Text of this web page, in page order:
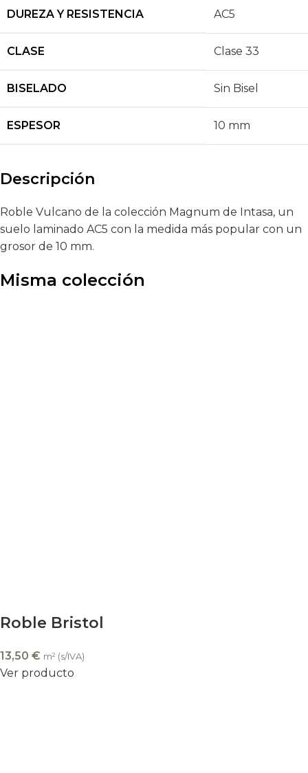
DUREZA Y RESISTENCIA AC5
CLASE Clase 33
BISELADO Sin Bisel
ESPESOR 10 mm
Descripción
Roble Vulcano de la colección Magnum de Intasa, un
suelo laminado AC5 con la medida más popular con un
grosor de 10 mm.
Misma colección
Roble Bristol
13,50 € m² (s/IVA)
Ver producto